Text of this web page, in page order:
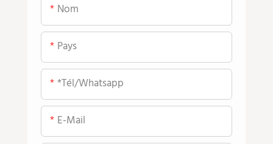
Nom
Pays
*tél/whatsapp
E-Mail